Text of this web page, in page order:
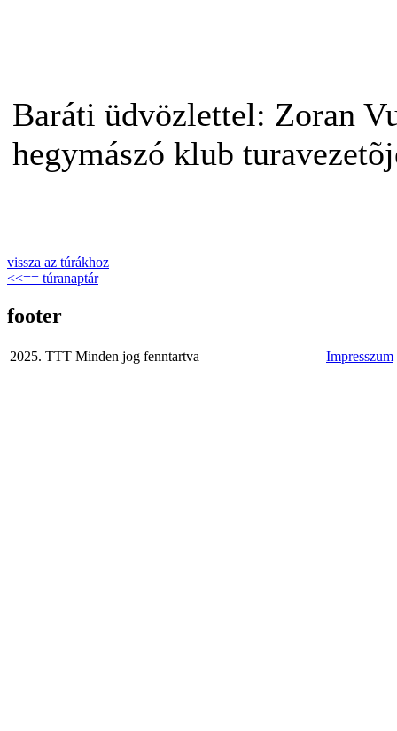
Baráti üdvözlettel: Zoran
hegymászó klub
vissza az túrákhoz
<<== túranaptár
footer
2025. TTT Minden jog fenntartva Impresszum